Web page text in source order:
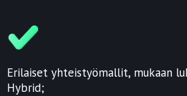
Erilaiset yhteistyömallit, mukaan
Hybrid;